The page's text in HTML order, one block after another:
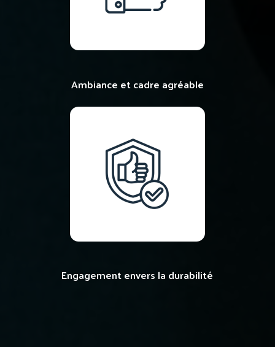
Ambiance et cadre agréable
Engagement envers la durabilité